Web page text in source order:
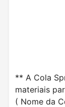
** A Cola
materiais
( Nome da